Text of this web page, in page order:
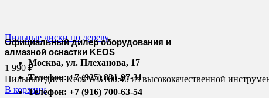
Пильные диски по дереву
1 990 ₽
Пильный диск Keos WB160.40 из высококачественной
В корзину
Официальный дилер оборудования и
алмазной оснастки KEOS
Москва, ул. Плеханова, 17
Телефон: +7 (925) 831-97-31
Телефон: +7 (916) 700-63-54